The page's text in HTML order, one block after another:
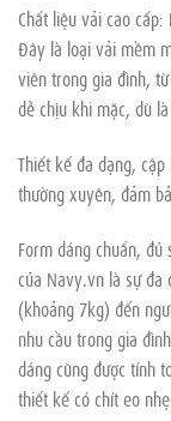
Chất liệu vải cao
Đây là loại vải mềm
viên trong gia đình,
dễ chịu khi mặc, dù
Thiết kế đa dạng,
thường xuyên, đảm
Form dáng chuẩn,
của Navy.vn là sự đa
(khoảng 7kg) đến
nhu cầu trong gia
dáng cũng được tính
thiết kế có chít eo